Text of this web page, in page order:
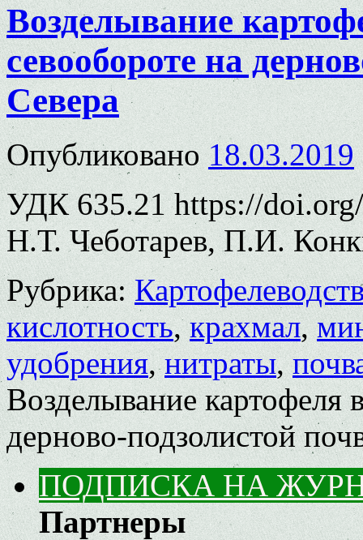
Возделывание
севообороте на
Севера
Опубликовано 18.03.2019
УДК 635.21 https://
Н.Т. Чеботарев, П.И.
Рубрика:
кислотность,крахмал,
удобрения,нитраты,
Возделывание картофеля
дерново-подзолистой
ПОДПИСКА НА
Партнеры